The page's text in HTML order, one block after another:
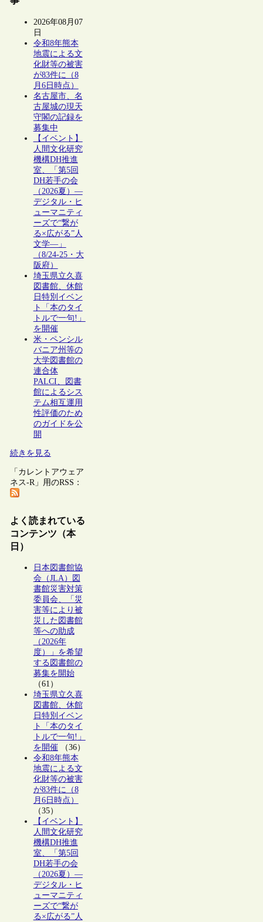
2026年08月07
日
令和8年熊本
地震による文
化財等の被害
が83件に（8
月6日時点）
名古屋市、名
古屋城の現天
守閣の記録を
募集中
【イベント】
人間文化研究
機構DH推進
室、「第5回
DH若手の会
（2026夏）―
デジタル・ヒ
ューマニティ
ーズで“繋が
る×広がる”人
文学―」
（8/24-25・大
阪府）
埼玉県立久喜
図書館、休館
日特別イベン
ト「本のタイ
トルで一句!」
を開催
米・ペンシル
バニア州等の
大学図書館の
連合体
PALCI、図書
館によるシス
テム相互運用
性評価のため
のガイドを公
開
続きを見る
「カレントアウェア
ネス-R」用のRSS：
よく読まれている
コンテンツ（本
日）
日本図書館協
会（JLA）図
書館災害対策
委員会、「災
害等により被
災した図書館
等への助成
（2026年
度）」を希望
する図書館の
募集を開始
（61）
埼玉県立久喜
図書館、休館
日特別イベン
ト「本のタイ
トルで一句!」
を開催（36）
令和8年熊本
地震による文
化財等の被害
が83件に（8
月6日時点）
（35）
【イベント】
人間文化研究
機構DH推進
室、「第5回
DH若手の会
（2026夏）―
デジタル・ヒ
ューマニティ
ーズで“繋が
る×広がる”人